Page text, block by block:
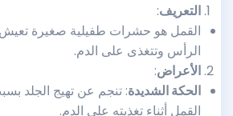
التعريف:
القمل هو حشرات طفيلية صغيرة
الرأس وتتغذى على الدم.
الأعراض:
الحكة الشديدة: تنجم عن تهيج الجلد
القمل أثناء تغذيته على الدم.